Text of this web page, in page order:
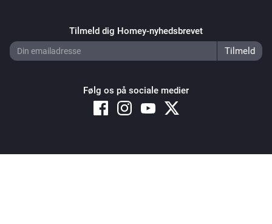
Tilmeld dig Homey-nyhedsbrevet
Følg os på sociale medier